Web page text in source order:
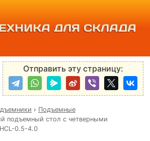
ДЛЯ СКЛАДА
Отправить эту страницу:
› Подъемные
подъемный стол с четверными
0.5-4.0